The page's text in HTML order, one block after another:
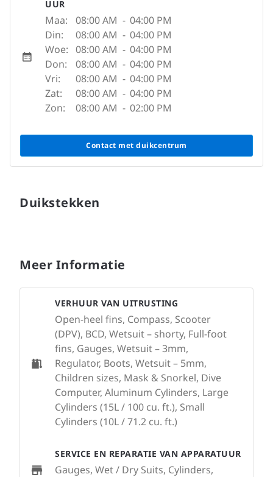
UUR
Maa: 08:00 AM - 04:00 PM
Din:
08:00 AM - 04:00 PM
Woe: 08:00 AM - 04:00 PM
Don:
08:00 AM - 04:00 PM
Vri:
08:00 AM - 04:00 PM
Zat:
08:00 AM - 04:00 PM
Zon:
08:00 AM - 02:00 PM
Contact met duikcentrum
Duikstekken
Meer Informatie
VERHUUR VAN UITRUSTING
Open-heel fins, Compass, Scooter
(DPV), BCD, Wetsuit – shorty, Full-foot
fins, Gauges, Wetsuit – 3mm,
Regulator, Boots, Wetsuit – 5mm,
Children sizes, Mask & Snorkel, Dive
Computer, Aluminum Cylinders, Large
Cylinders (15L / 100 cu. ft.), Small
Cylinders (10L / 71.2 cu. ft.)
SERVICE EN REPARATIE VAN APPARATUUR
Gauges, Wet / Dry Suits, Cylinders,